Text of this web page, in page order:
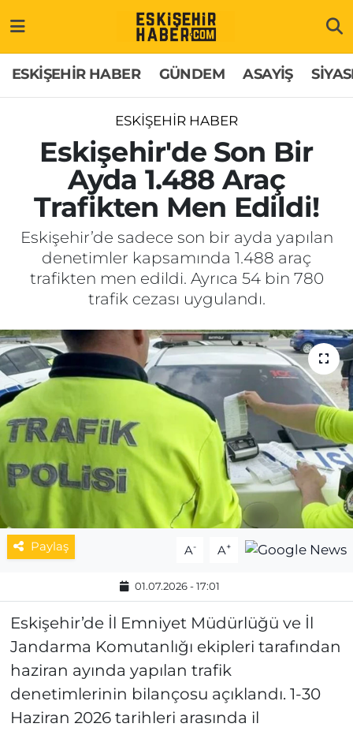
ESKİŞEHİR HABER GÜNDEM ASAYİŞ
ESKİŞEHİR HABER
Eskişehir'de Son Bir
Ayda 1.488 Araç
Trafikten Men Edildi!
Eskişehir’de sadece son bir ayda yapılan
denetimler kapsamında 1.488 araç
trafikten men edildi. Ayrıca 54 bin 780
trafik cezası uygulandı.
Paylaş A- A+
01.07.2026 - 17:01
Eskişehir’de İl Emniyet Müdürlüğü ve İl
Jandarma Komutanlığı ekipleri tarafından
haziran ayında yapılan trafik
denetimlerinin bilançosu açıklandı. 1-30
Haziran 2026 tarihleri arasında il
GÜNDEM
ASAYİŞ
SİYASET
EKONOMİ
SAĞLIK
EĞİTİM
SPOR
MAGAZİN
ESKİŞEHİRSPOR
Hakkımızda
İletişim
Künye
Odunpazarı Trafik Yoğunluk Haritası
Süper Lig Puan Durumu ve Fikstür
Tüm Manşetler
Son Dakika Haberleri
Haber Arşivi